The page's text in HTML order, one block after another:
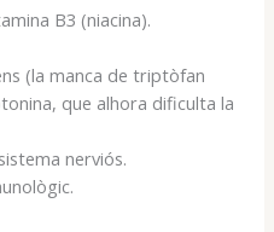
B3 (niacina).
(la manca de triptòfan
que alhora dificulta la
nerviós.